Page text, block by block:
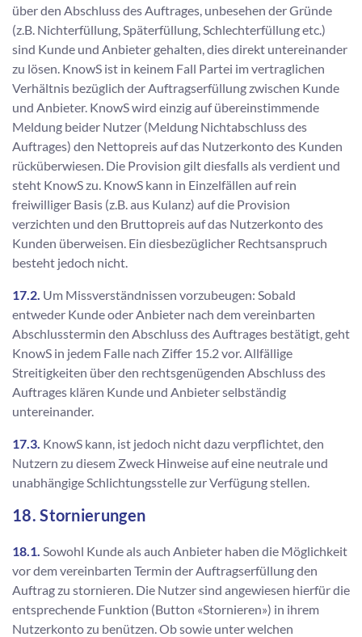
über den Abschluss des Auftrages, unbesehen der Gründe
(z.B. Nichterfüllung, Späterfüllung, Schlechterfüllung etc.)
sind Kunde und Anbieter gehalten, dies direkt untereinander
zu lösen. KnowS ist in keinem Fall Partei im vertraglichen
Verhältnis bezüglich der Auftragserfüllung zwischen Kunde
und Anbieter. KnowS wird einzig auf übereinstimmende
Meldung beider Nutzer (Meldung Nichtabschluss des
Auftrages) den Nettopreis auf das Nutzerkonto des Kunden
rücküberwiesen. Die Provision gilt diesfalls als verdient und
steht KnowS zu. KnowS kann in Einzelfällen auf rein
freiwilliger Basis (z.B. aus Kulanz) auf die Provision
verzichten und den Bruttopreis auf das Nutzerkonto des
Kunden überweisen. Ein diesbezüglicher Rechtsanspruch
besteht jedoch nicht.
17.2. Um Missverständnissen vorzubeugen: Sobald
entweder Kunde oder Anbieter nach dem vereinbarten
Abschlusstermin den Abschluss des Auftrages bestätigt, geht
KnowS in jedem Falle nach Ziffer 15.2 vor. Allfällige
Streitigkeiten über den rechtsgenügenden Abschluss des
Auftrages klären Kunde und Anbieter selbständig
untereinander.
17.3. KnowS kann, ist jedoch nicht dazu verpflichtet, den
Nutzern zu diesem Zweck Hinweise auf eine neutrale und
unabhängige Schlichtungsstelle zur Verfügung stellen.
18. Stornierungen
18.1. Sowohl Kunde als auch Anbieter haben die Möglichkeit
vor dem vereinbarten Termin der Auftragserfüllung den
Auftrag zu stornieren. Die Nutzer sind angewiesen hierfür die
entsprechende Funktion (Button «Stornieren») in ihrem
Nutzerkonto zu benützen. Ob sowie unter welchen